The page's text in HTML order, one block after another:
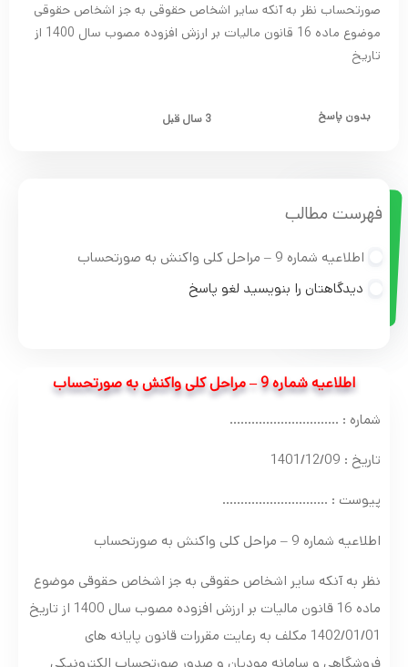
صورتحساب نظر به آنکه سایر اشخاص حقوقی به جز اشخاص حقوقی
موضوع ماده 16 قانون مالیات بر ارزش افزوده مصوب سال 1400 از
تاریخ
بدون پاسخ 3 سال قبل
فهرست مطالب
اطلاعیه شماره 9 – مراحل کلی واکنش به صورتحساب
دیدگاهتان را بنویسید لغو پاسخ
اطلاعیه شماره 9 – مراحل کلی واکنش به صورتحساب
شماره : …………………………
تاریخ : 1401/12/09
پیوست : ………………………..
اطلاعیه شماره 9 – مراحل کلی واکنش به صورتحساب
نظر به آنکه سایر اشخاص حقوقی به جز اشخاص حقوقی موضوع
ماده 16 قانون مالیات بر ارزش افزوده مصوب سال 1400 از تاریخ
1402/01/01 مکلف به رعایت مقررات قانون پایانه های
فروشگاهی و سامانه مودیان و صدور صورتحساب الکترونیکی